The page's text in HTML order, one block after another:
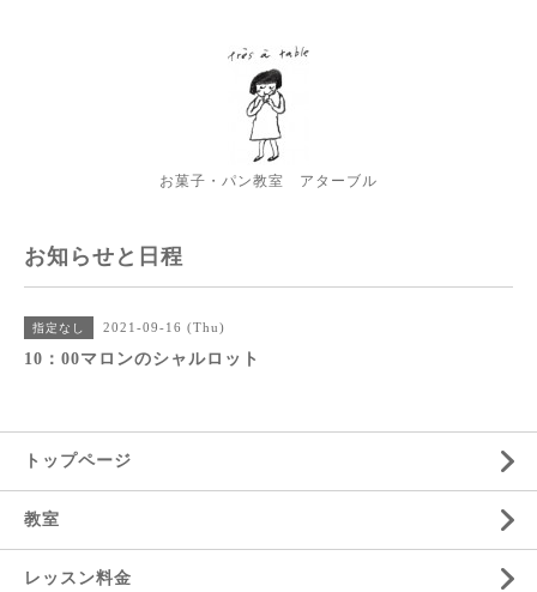
お菓子・パン教室 アターブル
お知らせと日程
指定なし 2021-09-16 (Thu)
10：00マロンのシャルロット
トップページ
教室
レッスン料金